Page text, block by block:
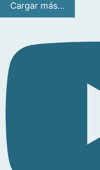
Cargar más...